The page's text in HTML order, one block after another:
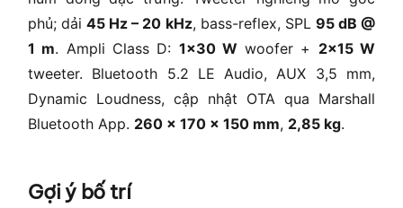
phủ; dải45 Hz – 20 kHz, bass-reflex, SPL 95 dB @
1 m. Ampli Class D: 1×30 W woofer + 2×15 W
tweeter. Bluetooth 5.2 LE Audio, AUX 3,5 mm,
Dynamic Loudness, cập nhật OTA qua Marshall
Bluetooth App. 260 × 170 × 150 mm, 2,85 kg.
Gợi ý bố trí